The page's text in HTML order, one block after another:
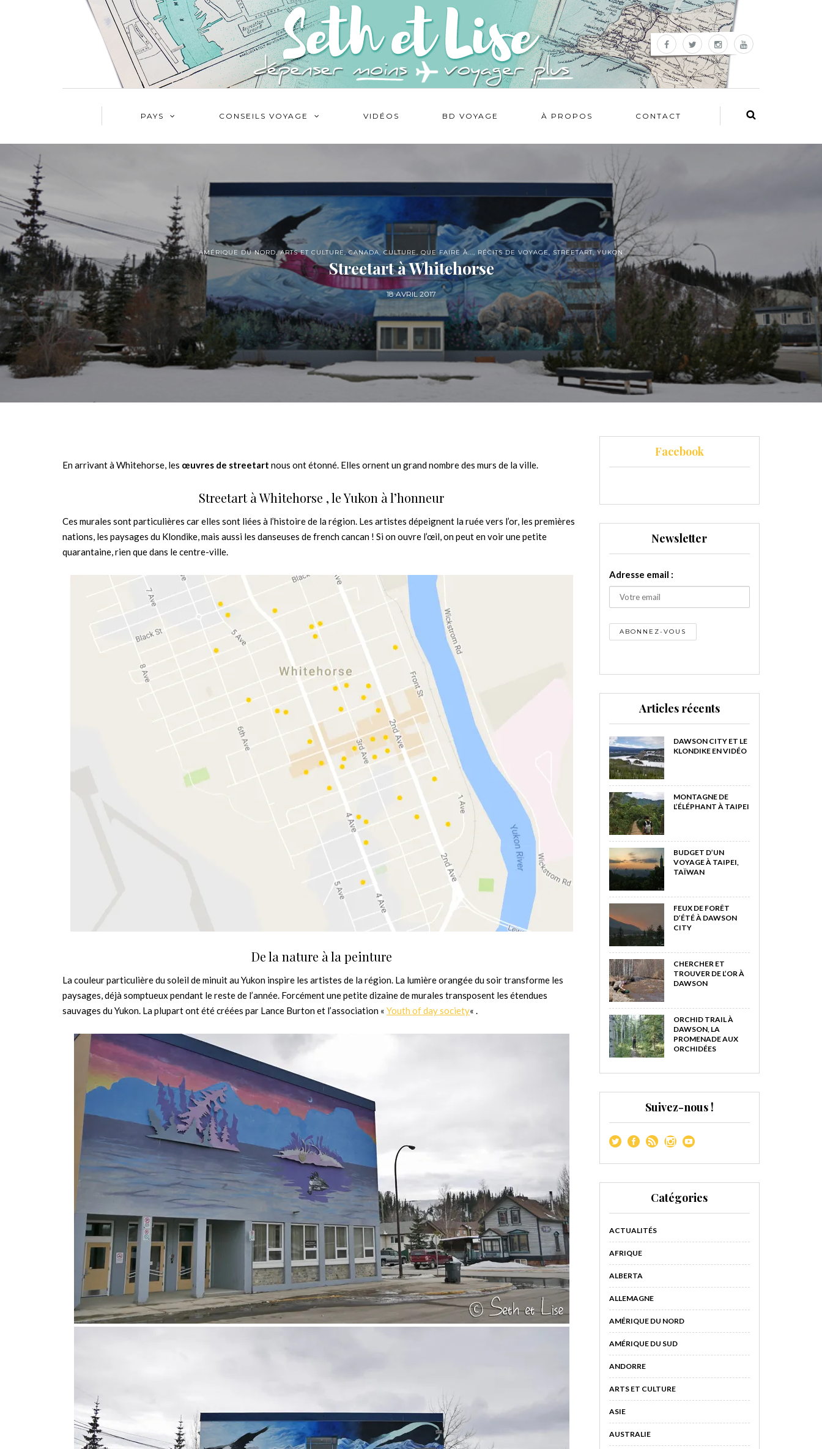
PAYS CONSEILS VOYAGE VIDÉOS BD VOYAGE À PROPOS CONTACT
AMÉRIQUE DU NORD,ARTS ET CULTURE,CANADA,CULTURE,QUE FAIRE À..., RÉCITS DE VOYAGE,STREETART,YUKON
Streetart à Whitehorse
18 AVRIL 2017
En arrivant à Whitehorse, les œuvres de streetart nous ont étonné. Elles ornent un grand nombre des murs de la ville.
Streetart à Whitehorse , le Yukon à l’honneur
Ces murales sont particulières car elles sont liées à l’histoire de la région. Les artistes dépeignent la ruée vers l’or, les premières
nations, les paysages du Klondike, mais aussi les danseuses de french cancan ! Si on ouvre l’œil, on peut en voir une petite
quarantaine, rien que dans le centre-ville.
De la nature à la peinture
La couleur particulière du soleil de minuit au Yukon inspire les artistes de la région. La lumière orangée du soir transforme les
paysages, déjà somptueux pendant le reste de l’année. Forcément une petite dizaine de murales transposent les étendues
sauvages du Yukon. La plupart ont été créées par Lance Burton et l’association « Youth of day society« .
Facebook
Newsletter
Adresse email :
Articles récents
DAWSON CITY ET LE
KLONDIKE EN VIDÉO
MONTAGNE DE
L’ÉLÉPHANT À TAIPEI
BUDGET D’UN
VOYAGE À TAIPEI,
TAÏWAN
FEUX DE FORÊT
D’ÉTÉ À DAWSON
CITY
CHERCHER ET
TROUVER DE L’OR À
DAWSON
ORCHID TRAIL À
DAWSON, LA
PROMENADE AUX
ORCHIDÉES
Suivez-nous !
Catégories
ACTUALITÉS
AFRIQUE
ALBERTA
ALLEMAGNE
AMÉRIQUE DU NORD
AMÉRIQUE DU SUD
ANDORRE
ARTS ET CULTURE
ASIE
AUSTRALIE